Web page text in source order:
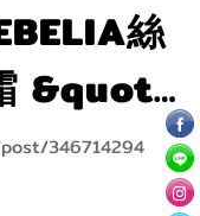
絲
&quot;
小孩孕
/無抗生
346714294